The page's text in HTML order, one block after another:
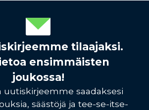
tilaajaksi.
ensimmäisten
joukossa!
uutiskirjeemme saadaksesi
säästöjä ja tee-se-itse-